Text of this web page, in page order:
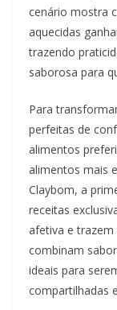
cenário mostra
aquecidas
trazendo
saborosa para
Para
perfeitas de
alimentos
alimentos mais
Claybom, a
receitas
afetiva e trazem
combinam
ideais para
compartilhadas